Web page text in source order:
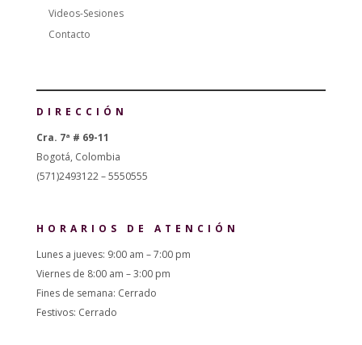
Videos-Sesiones
Contacto
DIRECCIÓN
Cra. 7ª # 69-11
Bogotá, Colombia
(571)2493122 – 5550555
HORARIOS DE ATENCIÓN
Lunes a jueves: 9:00 am – 7:00 pm
Viernes de 8:00 am – 3:00 pm
Fines de semana: Cerrado
Festivos: Cerrado